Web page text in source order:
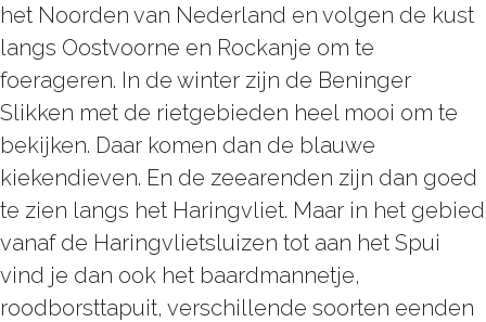
het Noorden van Nederland en volgen de kust
langs Oostvoorne en Rockanje om te
foerageren. In de winter zijn de Beninger
Slikken met de rietgebieden heel mooi om te
bekijken. Daar komen dan de blauwe
kiekendieven. En de zeearenden zijn dan goed
te zien langs het Haringvliet. Maar in het gebied
vanaf de Haringvlietsluizen tot aan het Spui
vind je dan ook het baardmannetje,
roodborsttapuit, verschillende soorten eenden